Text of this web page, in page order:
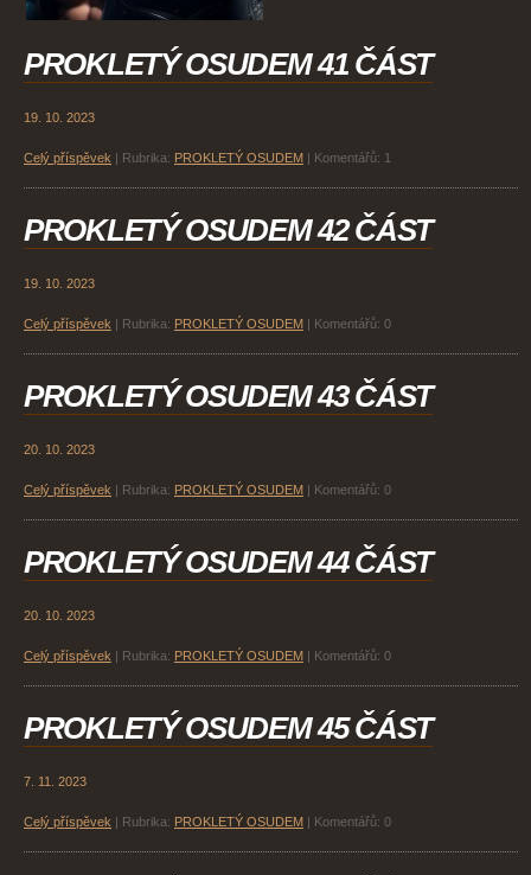
PROKLETÝ OSUDEM 41 ČÁST
19. 10. 2023
Celý příspěvek Rubrika: PROKLETÝ OSUDEM Komentářů: 1
PROKLETÝ OSUDEM 42 ČÁST
19. 10. 2023
Celý příspěvek Rubrika: PROKLETÝ OSUDEM Komentářů: 0
PROKLETÝ OSUDEM 43 ČÁST
20. 10. 2023
Celý příspěvek Rubrika: PROKLETÝ OSUDEM Komentářů: 0
PROKLETÝ OSUDEM 44 ČÁST
20. 10. 2023
Celý příspěvek Rubrika: PROKLETÝ OSUDEM Komentářů: 0
PROKLETÝ OSUDEM 45 ČÁST
7. 11. 2023
Celý příspěvek Rubrika: PROKLETÝ OSUDEM Komentářů: 0